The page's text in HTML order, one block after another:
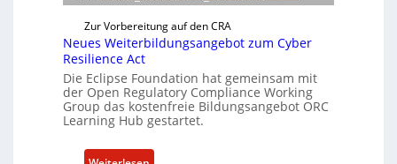
t
a
k
u
e
l
e
Zur Vorbereitung auf den CRA
Neues Weiterbildungsangebot zum Cyber
Resilience Act
Die Eclipse Foundation hat gemeinsam mit
der Open Regulatory Compliance Working
Group das kostenfreie Bildungsangebot ORC
Learning Hub gestartet.